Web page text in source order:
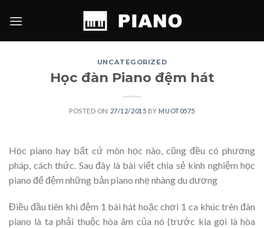
UNCATEGORIZED
Học đàn Piano đệm hát
POSTED ON 27/12/2015 BY MUOT0575
Học piano hay bất cứ môn học nào, cũng đều có phương
pháp, cách thức. Sau đây là bài viết chia sẻ kinh nghiệm học
piano để đệm những bản piano nhẹ nhàng du dương
Điều đầu tiên khi đệm 1 bài hát hoặc chơi 1 ca khúc trên đàn
piano là ta phải thuộc hòa âm của nó (trước kia gọi là hòa